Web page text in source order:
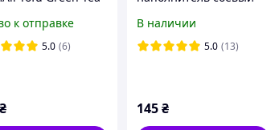
с ароматом
чая 10 л (4.66
к отправке
5.0 (6)
₴
6 л.
В наличии
5.0 (13)
145 ₴